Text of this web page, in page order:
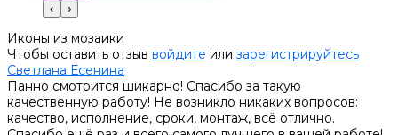
‹ ›
Иконы из мозаики
Чтобы оставить отзыв войдите или зарегистрируйтесь
Светлана Есенина
Панно смотрится шикарно! Спасибо за такую
качественную работу! Не возникло никаких вопросов:
качество, исполнение, сроки, монтаж, всё отлично.